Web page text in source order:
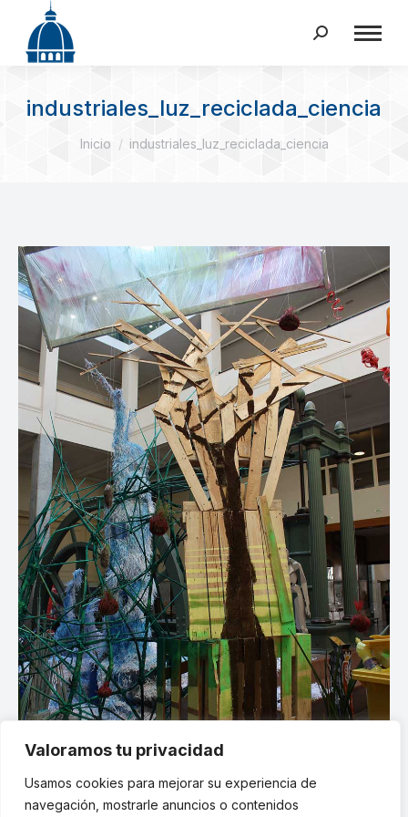
Valoramos tu privacidad
Usamos cookies para mejorar su experiencia de
navegación, mostrarle anuncios o contenidos
Buscar:
industriales_luz_reciclada_ciencia
Estás aquí:
Inicio industriales_luz_reciclada_ciencia